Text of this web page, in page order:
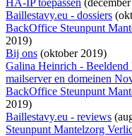
HA-IP toepassen
Baillestavy.eu - dossiers
BackOffice Steunpunt
2019)
Bij ons (oktober 2019)
Galina Heinrich - Beeldend
mailserver en domeinen
BackOffice Steunpunt
2019)
Baillestavy.eu - reviews
Steunpunt Mantelzorg